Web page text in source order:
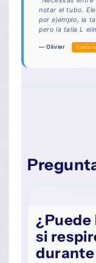
notar el tubo.
por ejemplo, la
pero la talla L
— Olivier
¿Puede
si
durante